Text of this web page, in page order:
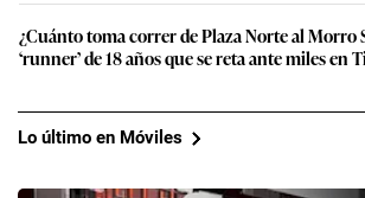
¿Cuánto toma correr de Plaza Norte al Morro
‘runner’ de 18 años que se reta ante miles en
Lo último en Móviles